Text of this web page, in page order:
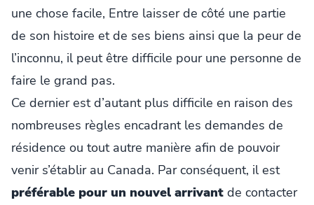
une chose facile, Entre laisser de côté une partie
de son histoire et de ses biens ainsi que la peur de
l’inconnu, il peut être difficile pour une personne de
faire le grand pas.
Ce dernier est d’autant plus difficile en raison des
nombreuses règles encadrant les demandes de
résidence ou tout autre manière afin de pouvoir
venir s’établir au Canada. Par conséquent, il est
préférable pour un nouvel arrivant de contacter